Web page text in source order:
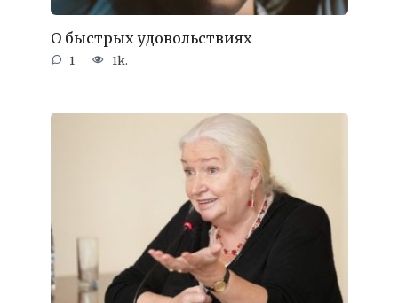
О быстрых удовольствиях
1 1k.